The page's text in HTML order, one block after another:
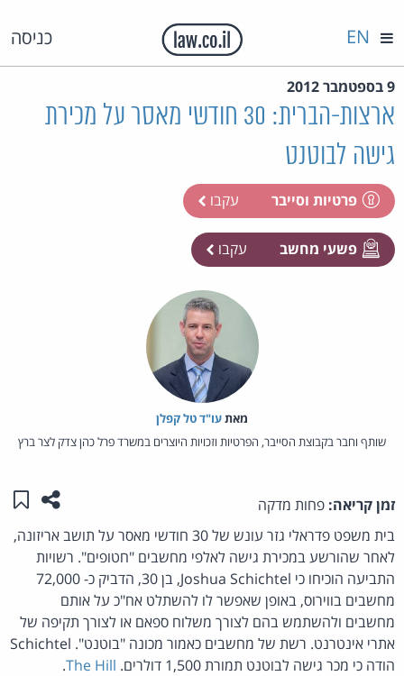
כניסה EN
9 בספטמבר 2012
ארצות-הברית: 30 חודשי מאסר על מכירת
גישה לבוטנט
פרטיות וסייבר עקבו
פשעי מחשב עקבו
מאת‏עו"ד טל קפלן
שותף וחבר בקבוצת הסייבר, הפרטיות וזכויות היוצרים במשרד פרל כהן צדק לצר ברץ
זמן קריאה: פחות מדקה שתפו
בית משפט פדראלי גזר עונש של 30 חודשי מאסר על תושב אריזונה,
לאחר שהורשע במכירת גישה לאלפי מחשבים "חטופים". רשויות
התביעה הוכיחו כי Joshua Schichtel, בן 30, הדביק כ- 72,000
מחשבים בווירוס, באופן שאפשר לו להשתלט אח"כ על אותם
מחשבים ולהשתמש בהם לצורך משלוח ספאם או לצורך תקיפה של
אתרי אינטרנט. רשת של מחשבים כאמור מכונה "בוטנט". Schichtel
הודה כי מכר גישה לבוטנט תמורת 1,500 דולרים.
The Hill
.